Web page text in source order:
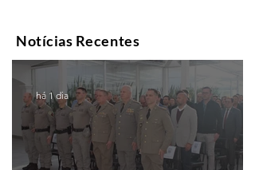
Notícias Recentes
há 1 dia